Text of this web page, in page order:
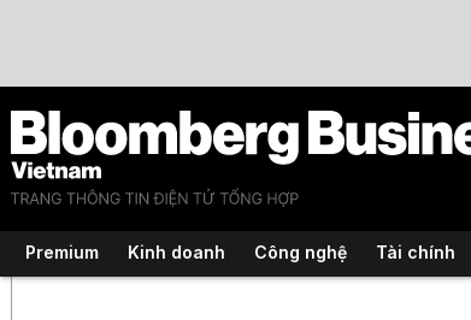
Premium Kinh doanh Công nghệ Tài chính